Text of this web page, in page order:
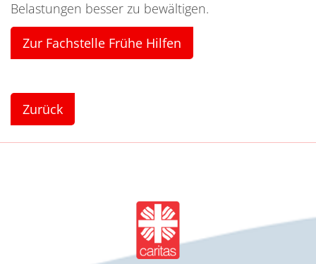
Belastungen besser zu bewältigen.
Zur Fachstelle Frühe Hilfen
Zurück